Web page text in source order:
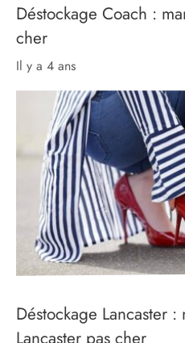
Déstockage Coach :
cher
il y a 4 ans
Déstockage Lancaster
Lancaster pas cher